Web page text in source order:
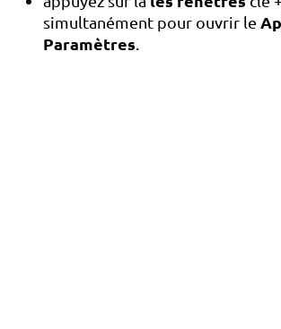
simultanément pour ouvrir le
Paramètres